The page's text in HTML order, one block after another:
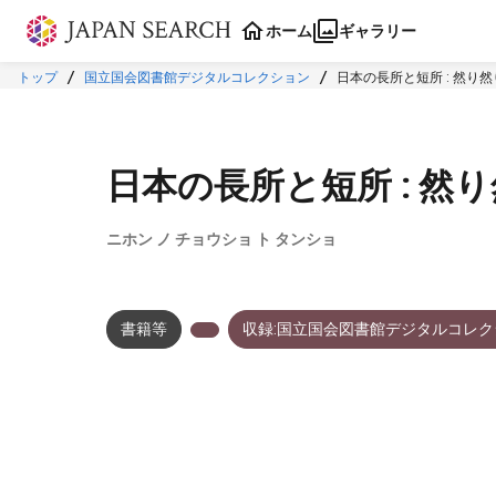
本文に飛ぶ
ホーム ギャラリー
トップ 国立国会図書館デジタルコレクション 日本の長所と短所 : 然り然
日本の長所と短所 : 然
ニホン ノ チョウショ ト タンショ
書籍等 収録:国立国会図書館デジタルコレ